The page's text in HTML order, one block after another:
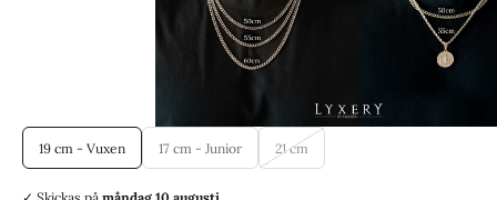
19 cm - Vuxen 17 cm - Junior 21 cm